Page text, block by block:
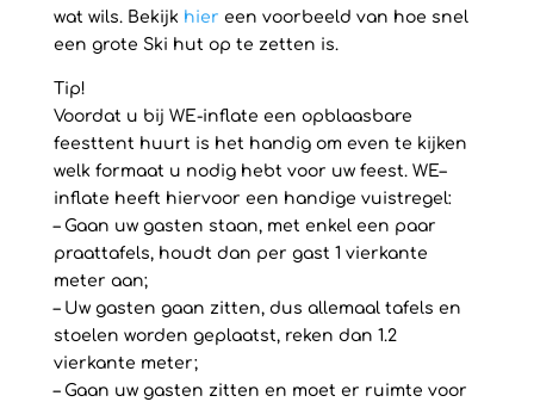
wat wils. Bekijk hier een voorbeeld van hoe snel
een grote Ski hut op te zetten is.
Tip!
Voordat u bij WE-inflate een opblaasbare
feesttent huurt is het handig om even te kijken
welk formaat u nodig hebt voor uw feest. WE–
inflate heeft hiervoor een handige vuistregel:
– Gaan uw gasten staan, met enkel een paar
praattafels, houdt dan per gast 1 vierkante
meter aan;
– Uw gasten gaan zitten, dus allemaal tafels en
stoelen worden geplaatst, reken dan 1.2
vierkante meter;
– Gaan uw gasten zitten en moet er ruimte voor